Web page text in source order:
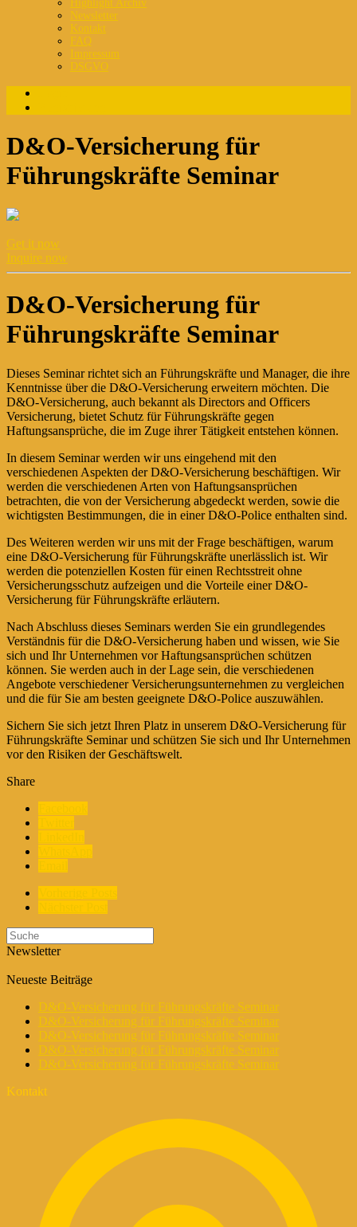
Highlight Archiv
Newsletter
Kontakt
FAQ
Impressum
DSGVO
D&O-Versicherung für
Führungskräfte Seminar
Get it now
Inquire now
D&O-Versicherung für
Führungskräfte Seminar
Dieses Seminar richtet sich an Führungskräfte und Manager, die ihre
Kenntnisse über die D&O-Versicherung erweitern möchten. Die
D&O-Versicherung, auch bekannt als Directors and Officers
Versicherung, bietet Schutz für Führungskräfte gegen
Haftungsansprüche, die im Zuge ihrer Tätigkeit entstehen können.
In diesem Seminar werden wir uns eingehend mit den
verschiedenen Aspekten der D&O-Versicherung beschäftigen. Wir
werden die verschiedenen Arten von Haftungsansprüchen
betrachten, die von der Versicherung abgedeckt werden, sowie die
wichtigsten Bestimmungen, die in einer D&O-Police enthalten sind.
Des Weiteren werden wir uns mit der Frage beschäftigen, warum
eine D&O-Versicherung für Führungskräfte unerlässlich ist. Wir
werden die potenziellen Kosten für einen Rechtsstreit ohne
Versicherungsschutz aufzeigen und die Vorteile einer D&O-
Versicherung für Führungskräfte erläutern.
Nach Abschluss dieses Seminars werden Sie ein grundlegendes
Verständnis für die D&O-Versicherung haben und wissen, wie Sie
sich und Ihr Unternehmen vor Haftungsansprüchen schützen
können. Sie werden auch in der Lage sein, die verschiedenen
Angebote verschiedener Versicherungsunternehmen zu vergleichen
und die für Sie am besten geeignete D&O-Police auszuwählen.
Sichern Sie sich jetzt Ihren Platz in unserem D&O-Versicherung für
Führungskräfte Seminar und schützen Sie sich und Ihr Unternehmen
vor den Risiken der Geschäftswelt.
Share
Newsletter
Neueste Beiträge
D&O-Versicherung für Führungskräfte Seminar
D&O-Versicherung für Führungskräfte Seminar
D&O-Versicherung für Führungskräfte Seminar
D&O-Versicherung für Führungskräfte Seminar
D&O-Versicherung für Führungskräfte Seminar
Kontakt